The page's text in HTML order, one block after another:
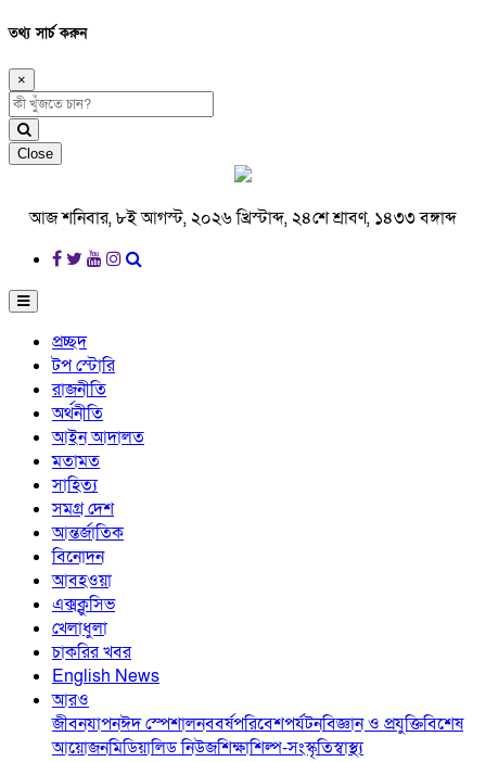
তথ্য সার্চ করুন
×
Close
আজ শনিবার, ৮ই আগস্ট, ২০২৬ খ্রিস্টাব্দ, ২৪শে শ্রাবণ, ১৪৩৩ বঙ্গাব্দ
প্রচ্ছদ
টপ স্টোরি
রাজনীতি
অর্থনীতি
আইন আদালত
মতামত
সাহিত্য
সমগ্র দেশ
আন্তর্জাতিক
বিনোদন
আবহওয়া
এক্সক্লুসিভ
খেলাধুলা
চাকরির খবর
English News
আরও
জীবনযাপনঈদ স্পেশালনববর্ষপরিবেশপর্যটনবিজ্ঞান ও প্রযুক্তিবিশেষ
আয়োজনমিডিয়ালিড নিউজশিক্ষাশিল্প-সংস্কৃতিস্বাস্থ্য